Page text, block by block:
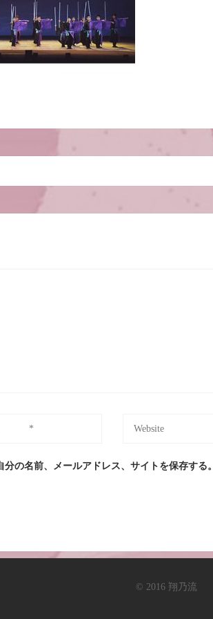
の名前、メールアドレス、サイトを保存する。
© 2016 翔乃流